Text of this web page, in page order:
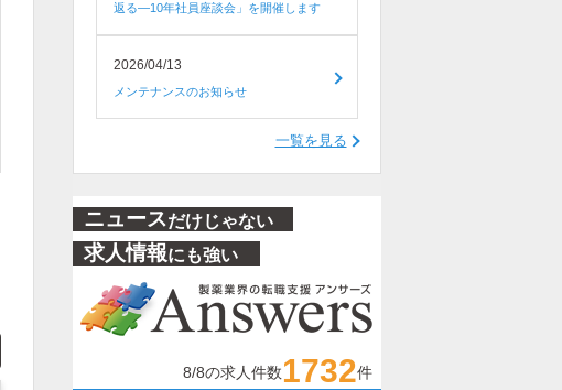
返る―10年社員座談会」を開催します
2026/04/13
メンテナンスのお知らせ
一覧を見る
ニュースだけじゃない
求人情報にも強い
8/8の求人件数1732件